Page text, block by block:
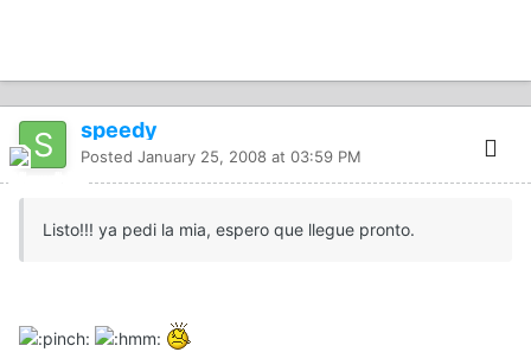
speedy
Posted January 25, 2008 at 03:59 PM
Listo!!! ya pedi la mia, espero que llegue pronto.